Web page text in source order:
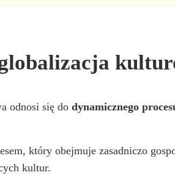
odnosi się dodynamicznego
który obejmuje zasadniczo
kultur.